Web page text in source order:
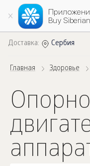
Buy Siberian
Доставка: Сербия
Главная Здоровье